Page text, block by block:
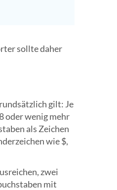
sollte daher
gilt: Je
oder wenig mehr
als Zeichen
wie $,
zwei
mit